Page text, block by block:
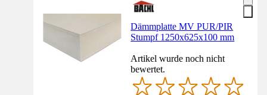
Dämmplatte MV PUR/PIR
Stumpf 1250x625x100 mm
Artikel wurde noch nicht
bewertet.